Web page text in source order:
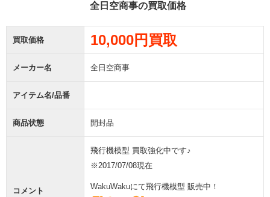
全日空商事の買取価格
買取価格 10,000円買取
メーカー名 全日空商事
アイテム名/品番
商品状態 開封品
コメント
飛行機模型 買取強化中です♪
※2017/07/08現在
WakuWakuにて飛行機模型 販売中！